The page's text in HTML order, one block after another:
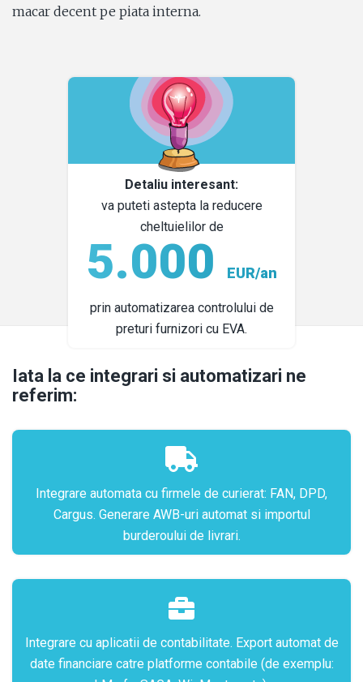
macar decent pe piata interna.
Detaliu interesant:
va puteti astepta la reducere
cheltuielilor de
5.000 EUR/an
prin automatizarea controlului de
preturi furnizori cu EVA.
Iata la ce integrari si automatizari ne
referim:
Integrare automata cu firmele de curierat: FAN, DPD,
Cargus. Generare AWB-uri automat si importul
burderoului de livrari.
Integrare cu aplicatii de contabilitate. Export automat de
date financiare catre platforme contabile (de exemplu: